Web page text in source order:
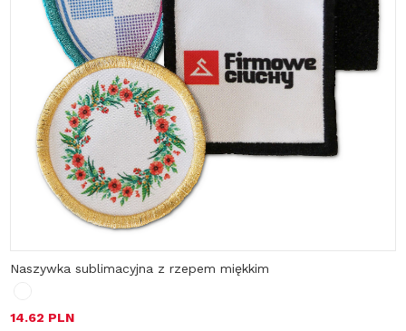
Naszywka sublimacyjna z rzepem miękkim
14.62 PLN